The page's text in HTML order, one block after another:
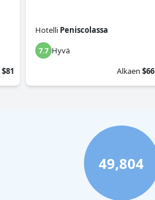
$81
Hotelli Peniscolassa
7.7 Hyvä
Alkaen $66
49,804